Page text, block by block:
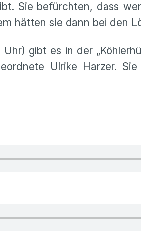
Sie befürchten, dass
hätten sie dann bei den
gibt es in der
Ulrike Harzer.